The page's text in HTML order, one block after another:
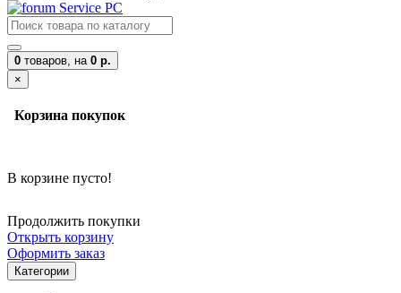
0 товаров, на 0 р.
×
Корзина покупок
В корзине пусто!
Продолжить покупки
Открыть корзину
Оформить заказ
Категории